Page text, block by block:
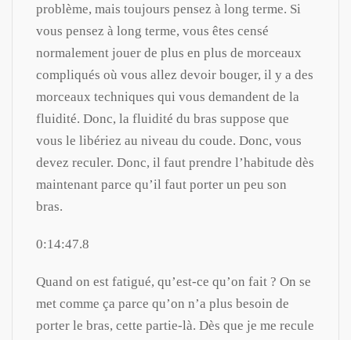
problème, mais toujours pensez à long terme. Si
vous pensez à long terme, vous êtes censé
normalement jouer de plus en plus de morceaux
compliqués où vous allez devoir bouger, il y a des
morceaux techniques qui vous demandent de la
fluidité. Donc, la fluidité du bras suppose que
vous le libériez au niveau du coude. Donc, vous
devez reculer. Donc, il faut prendre l’habitude dès
maintenant parce qu’il faut porter un peu son
bras.
0:14:47.8
Quand on est fatigué, qu’est-ce qu’on fait ? On se
met comme ça parce qu’on n’a plus besoin de
porter le bras, cette partie-là. Dès que je me recule